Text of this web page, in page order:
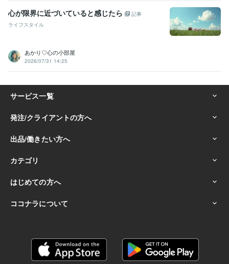
心が限界に近づいていると感じたら
記事
ライフスタイル
あかり♡心の小部屋
2026/07/31 14:25